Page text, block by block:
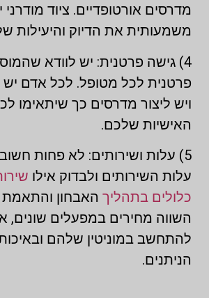
מדרסים אורטופדיים. ציוד
משמעותית את הדיוק והיעילות
4) גישה פרטנית: יש לוודא
פרטנית לכל מטופל. לכל אדם יש
ויש ליצור מדרסים כך שיתאימו
האישיות שלכם.
5) עלות ושירותים: לא פחות
עלות השירותים ולבדוק אילו
כלולים בתהליך האבחון
השווה מחירים במפעלים
להתחשב במוניטין שלהם
הניתנים.